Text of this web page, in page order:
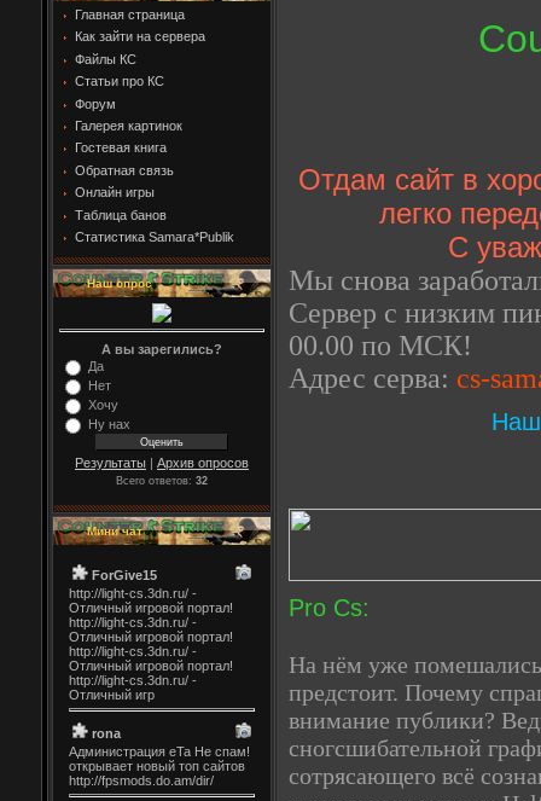
Главная страница
Как зайти на сервера
Файлы КС
Статьи про КС
Форум
Галерея картинок
Гостевая книга
Обратная связь
Онлайн игры
Таблица банов
Статистика Samara*Publik
Наш опрос
А вы зарегились?
Да
Нет
Хочу
Ну нах
Результаты | Архив опросов
Всего ответов: 32
Мини чат
Отдам сайт в
легко
С
Мы снова
Сервер с низким
00.00 по МСК!
Адрес серва: cs-
Pro Cs:
На нём уже
предстоит. Почему
внимание публики?
сногсшибательной
сотрясающего всё